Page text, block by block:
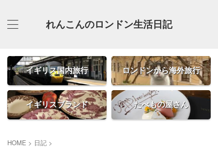
れんこんのロンドン生活日記
イギリス国内旅行 ロンドンから海外旅行
イギリスブランド たべもの屋さん
HOME > 日記 >